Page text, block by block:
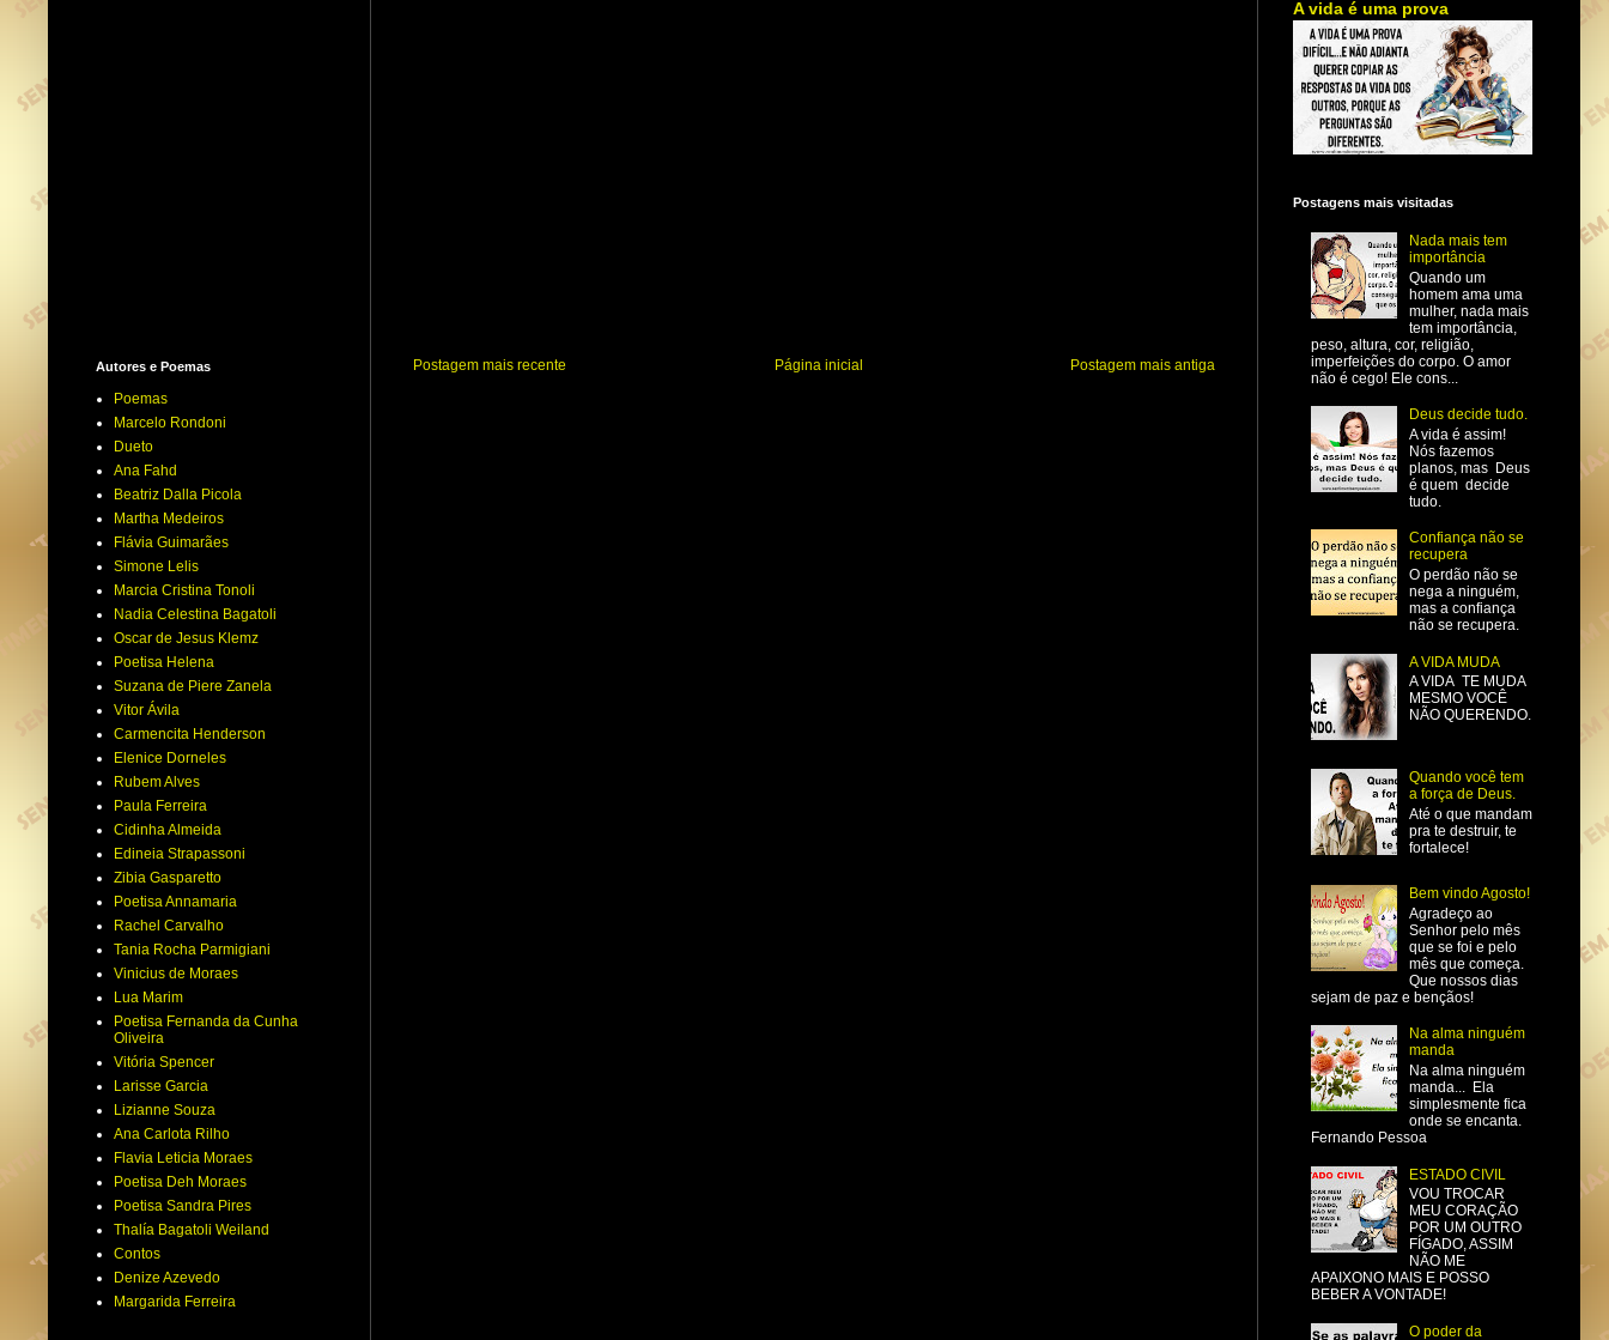
Postagem mais recente Postagem mais antiga
Página inicial
Autores e Poemas
Poemas
Marcelo Rondoni
Dueto
Ana Fahd
Beatriz Dalla Picola
Martha Medeiros
Flávia Guimarães
Simone Lelis
Marcia Cristina Tonoli
Nadia Celestina Bagatoli
Oscar de Jesus Klemz
Poetisa Helena
Suzana de Piere Zanela
Vitor Ávila
Carmencita Henderson
Elenice Dorneles
Rubem Alves
Paula Ferreira
Cidinha Almeida
Edineia Strapassoni
Zibia Gasparetto
Poetisa Annamaria
Rachel Carvalho
Tania Rocha Parmigiani
Vinicius de Moraes
Lua Marim
Poetisa Fernanda da Cunha
Oliveira
Vitória Spencer
Larisse Garcia
Lizianne Souza
Ana Carlota Rilho
Flavia Leticia Moraes
Poetisa Deh Moraes
Poetisa Sandra Pires
Thalía Bagatoli Weiland
Contos
Denize Azevedo
Margarida Ferreira
A vida é uma prova
Postagens mais visitadas
Nada mais tem
importância
Quando um
homem ama uma
mulher, nada mais
tem importância,
peso, altura, cor, religião,
imperfeições do corpo. O amor
não é cego! Ele cons...
Deus decide tudo.
A vida é assim!
Nós fazemos
planos, mas Deus
é quem decide
tudo.
Confiança não se
recupera
O perdão não se
nega a ninguém,
mas a confiança
não se recupera.
A VIDA MUDA
A VIDA TE MUDA
MESMO VOCÊ
NÃO QUERENDO.
Quando você tem
a força de Deus.
Até o que mandam
pra te destruir, te
fortalece!
Bem vindo Agosto!
Agradeço ao
Senhor pelo mês
que se foi e pelo
mês que começa.
Que nossos dias
sejam de paz e bençãos!
Na alma ninguém
manda
Na alma ninguém
manda... Ela
simplesmente fica
onde se encanta.
Fernando Pessoa
ESTADO CIVIL
VOU TROCAR
MEU CORAÇÃO
POR UM OUTRO
FÍGADO, ASSIM
NÃO ME
APAIXONO MAIS E POSSO
BEBER A VONTADE!
O poder da